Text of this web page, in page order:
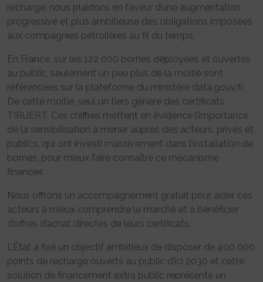
recharge, nous plaidons en faveur d’une augmentation
progressive et plus ambitieuse des obligations imposées
aux compagnies pétrolières au fil du temps.
En France, sur les 122 000 bornes déployées et ouvertes
au public, seulement un peu plus de la moitié sont
référencées sur la plateforme du ministère data.gouv.fr.
De cette moitié, seul un tiers génère des certificats
TIRUERT. Ces chiffres mettent en évidence l’importance
de la sensibilisation à mener auprès des acteurs, privés et
publics, qui ont investi massivement dans l’installation de
bornes, pour mieux faire connaître ce mécanisme
financier.
Nous offrons un accompagnement gratuit pour aider ces
acteurs à mieux comprendre le marché et à bénéficier
d’offres d’achat directes de leurs certificats.
L’État a fixé un objectif ambitieux de disposer de 400 000
points de recharge ouverts au public d’ici 2030 et cette
solution de financement extra public représente un